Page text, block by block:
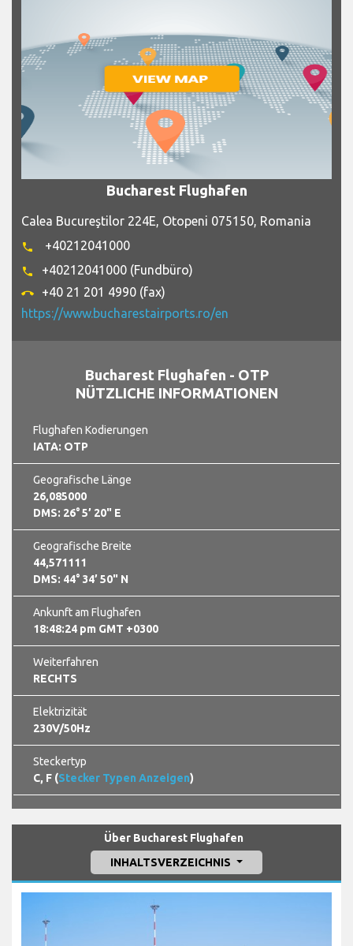
Bucharest Flughafen
Calea Bucureştilor 224E, Otopeni 075150, Romania
phone +40212041000
phone +40212041000 (Fundbüro)
call_end
+40 21 201 4990 (fax)
https://www.bucharestairports.ro/en
Bucharest Flughafen - OTP
NÜTZLICHE INFORMATIONEN
Flughafen Kodierungen
IATA: OTP
Geografische Länge
26,085000
DMS: 26° 5’ 20" E
Geografische Breite
44,571111
DMS: 44° 34’ 50" N
Ankunft am Flughafen
18:48:26 pm GMT +0300
Weiterfahren
RECHTS
Elektrizität
230V/50Hz
Steckertyp
C, F (Stecker Typen Anzeigen)
Über Bucharest Flughafen
INHALTSVERZEICHNIS